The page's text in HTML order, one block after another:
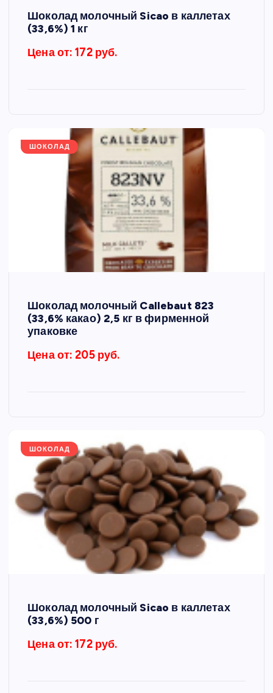
Шоколад молочный Sicao в каллетах
(33,6%) 1 кг
Цена от: 172 руб.
ШОКОЛАД
Шоколад молочный Callebaut 823
(33,6% какао) 2,5 кг в фирменной
упаковке
Цена от: 205 руб.
ШОКОЛАД
Шоколад молочный Sicao в каллетах
(33,6%) 500 г
Цена от: 172 руб.